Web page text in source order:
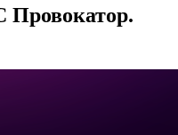
Провокатор.